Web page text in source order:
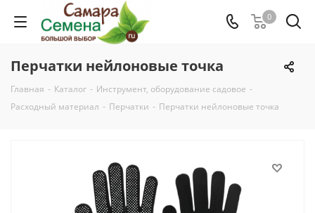
0
Перчатки нейлоновые точка
Главная - Каталог - Инструмент, оборудование садовое -
Расходный материал - Перчатки - Перчатки нейлоновые точка